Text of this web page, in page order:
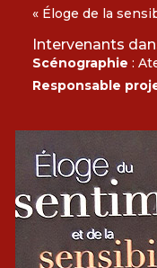
« Éloge de la
Intervenants
Scénographie :
Responsable